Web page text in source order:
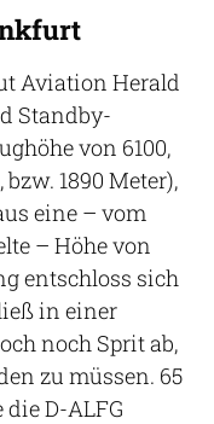
Aviation Herald
Standby-
von 6100,
1890 Meter),
eine – vom
– Höhe von
entschloss sich
in einer
noch Sprit ab,
zu müssen. 65
D-ALFG